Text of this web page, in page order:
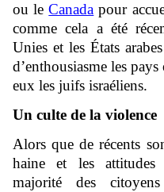
ou leCanada pour
comme cela a été
Unies et les États
d’enthousiasme les
eux les juifs israéliens.
Un culte de la violence
Alors que de récents
haine et les attitudes
majorité des